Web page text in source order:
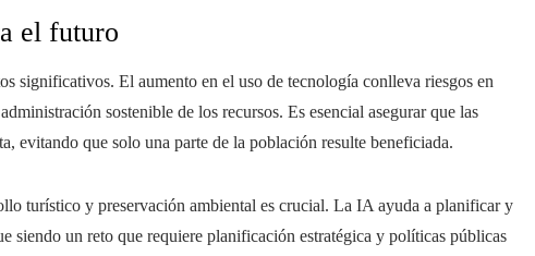
el futuro
significativos. El aumento en el uso de tecnología conlleva riesgos en
sostenible de los recursos. Es esencial asegurar que las
evitando que solo una parte de la población resulte beneficiada.
turístico y preservación ambiental es crucial. La IA ayuda a planificar y
siendo un reto que requiere planificación estratégica y políticas públicas